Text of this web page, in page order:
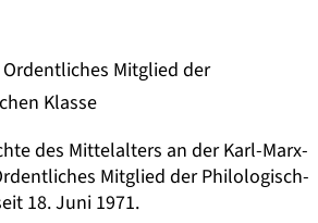
Mitglied der
Klasse
des Mittelalters an der Karl-Marx-
Mitglied der Philologisch-
18. Juni 1971.